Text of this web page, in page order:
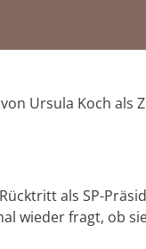
Ursula Koch als
als SP-
wieder fragt, ob